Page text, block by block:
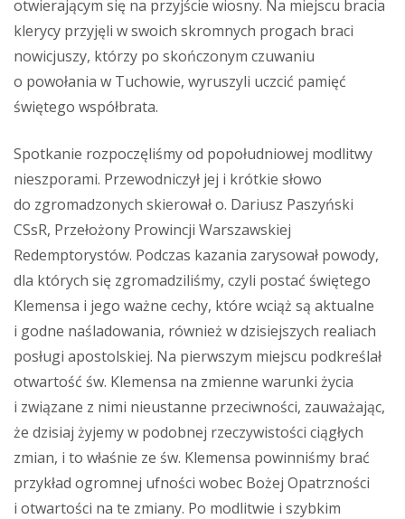
otwierającym się na przyjście wiosny. Na miejscu bracia
klerycy przyjęli w swoich skromnych progach braci
nowicjuszy, którzy po skończonym czuwaniu
o powołania w Tuchowie, wyruszyli uczcić pamięć
świętego współbrata.
Spotkanie rozpoczęliśmy od popołudniowej modlitwy
nieszporami. Przewodniczył jej i krótkie słowo
do zgromadzonych skierował o. Dariusz Paszyński
CSsR, Przełożony Prowincji Warszawskiej
Redemptorystów. Podczas kazania zarysował powody,
dla których się zgromadziliśmy, czyli postać świętego
Klemensa i jego ważne cechy, które wciąż są aktualne
i godne naśladowania, również w dzisiejszych realiach
posługi apostolskiej. Na pierwszym miejscu podkreślał
otwartość św. Klemensa na zmienne warunki życia
i związane z nimi nieustanne przeciwności, zauważając,
że dzisiaj żyjemy w podobnej rzeczywistości ciągłych
zmian, i to właśnie ze św. Klemensa powinniśmy brać
przykład ogromnej ufności wobec Bożej Opatrzności
i otwartości na te zmiany. Po modlitwie i szybkim